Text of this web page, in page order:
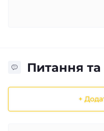
Питання та
+